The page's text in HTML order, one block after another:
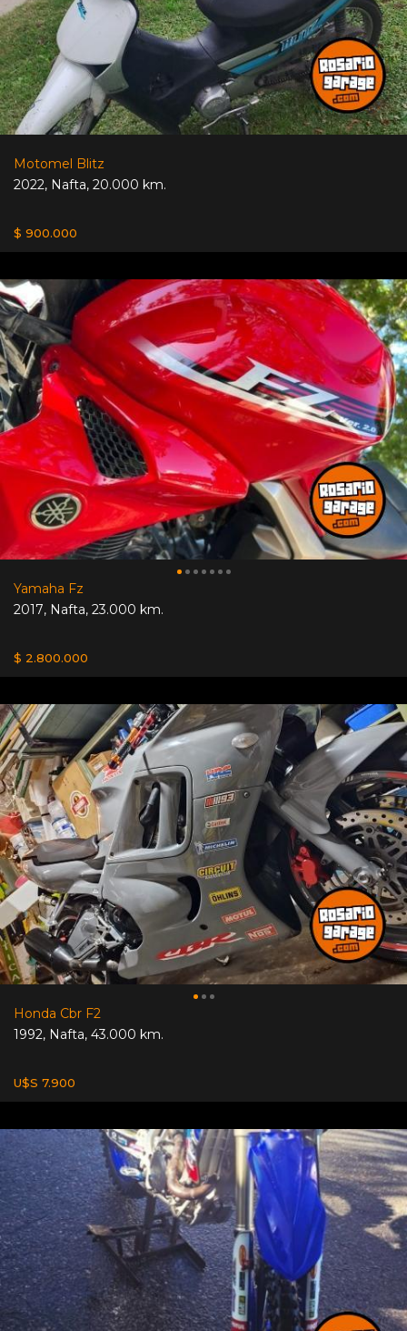
Motomel Blitz
2022, Nafta, 20.000 km.
$ 900.000
Yamaha Fz
2017, Nafta, 23.000 km.
$ 2.800.000
Honda Cbr F2
1992, Nafta, 43.000 km.
U$S 7.900